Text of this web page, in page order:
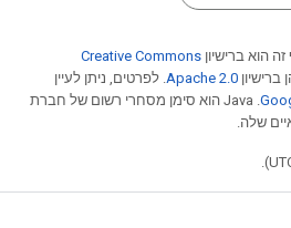
הוא ברישיון Creative Commons
ברישיון Apache 2.0. לפרטים, ניתן לעיין
.‏ Java הוא סימן מסחרי רשום של חברת